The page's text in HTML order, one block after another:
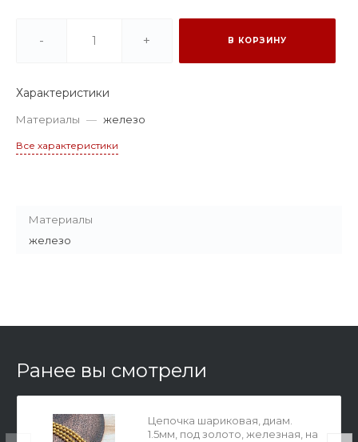
- + В КОРЗИНУ
Характеристики
Материалы — железо
Все характеристики
Материалы
железо
Ранее вы смотрели
Цепочка шариковая, диам.
1.5мм, под золото, железная, на